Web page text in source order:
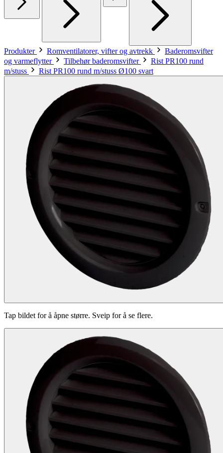
Produkter Romventilatorer, vifter og avtrekk
Baderomsvifter
og varmeflytter
Tilbehør baderomsvifter
Rist PR100 rund
m/stuss
Rist PR100 rund m/stuss Ø100 svart
Tap bildet for å åpne større. Sveip for å se flere.